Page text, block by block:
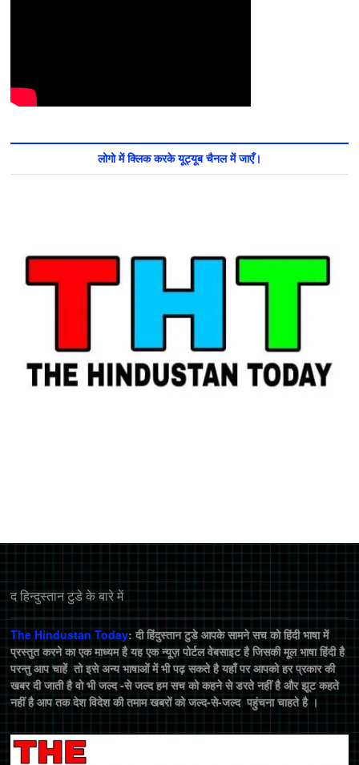
लोगो में क्लिक करके यूट्यूब चैनल में जाएँ।
द हिन्‍दुस्‍तान टुडे के बारे में
The Hindustan Today: दी हिंदुस्तान टुडे आपके सामने सच को हिंदी भाषा में
प्रस्तुत करने का एक माध्यम है यह एक न्यूज़ पोर्टल वेबसाइट है जिसकी मूल भाषा हिंदी है
परन्तु आप चाहें तो इसे अन्य भाषाओं में भी पढ़ सकते है यहाँ पर आपको हर प्रकार की
खबर दी जाती है वो भी जल्द -से जल्द हम सच को कहने से डरते नहीं है और झूट कहते
नहीं है आप तक देश विदेश की तमाम खबरों को जल्द-से-जल्द पहुंचना चाहते है ।